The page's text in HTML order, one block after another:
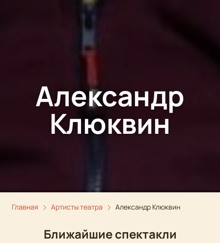
Александр
Клюквин
Главная Артисты театра Александр Клюквин
Ближайшие спектакли